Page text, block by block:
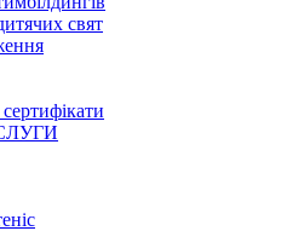
свят